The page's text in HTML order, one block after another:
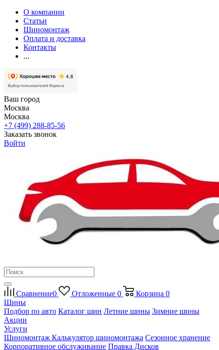
О компании
Статьи
Шиномонтаж
Оплата и доставка
Контакты
...
Ваш город
Москва
Москва
+7 (499) 288-85-56
Заказать звонок
Войти
Сравнение0 Отложенные 0 Корзина 0
Шины
Подбор по авто Каталог шин Летние шины Зимние шины
Акции
Услуги
Шиномонтаж Калькулятор шиномонтажа Сезонное хранение
Корпоративное обслуживание Правка Дисков